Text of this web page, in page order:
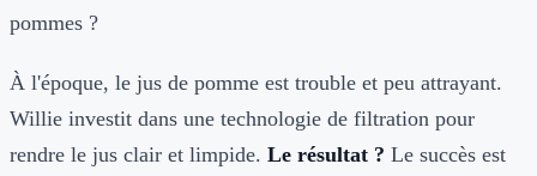
pommes ?
À l'époque, le jus de pomme est trouble et peu attrayant.
Willie investit dans une technologie de filtration pour
rendre le jus clair et limpide. Le résultat ? Le succès est